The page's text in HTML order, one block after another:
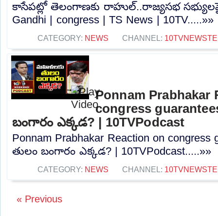
కాసేపట్లో తెలంగాణకు రాహుల్..రాజ్యసభ
Gandhi | congress | TS News | 10TV.....»»
CATEGORY: NEWS CHANNEL:
Ponnam Prabhakar
congress
బంగారం ఎక్కడ? | 10TVPodcast
Ponnam Prabhakar Reaction on
తులం బంగారం ఎక్కడ? | 10TVPodcast.....»»
CATEGORY: NEWS CHANNEL:
« Previous